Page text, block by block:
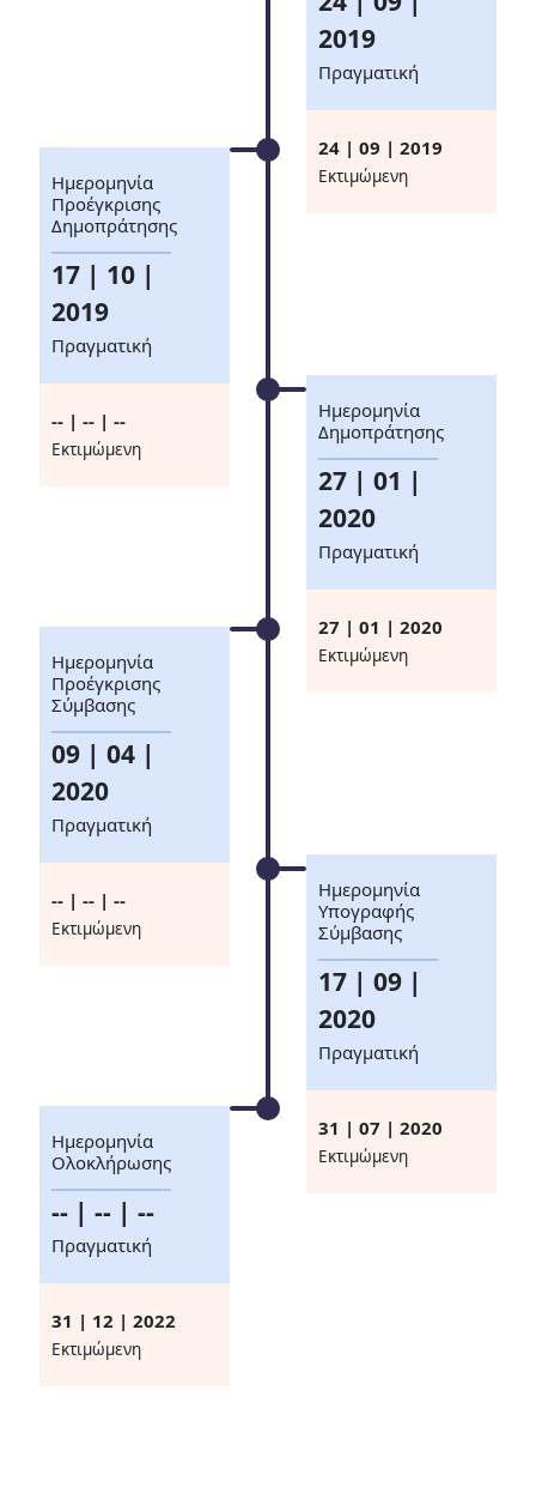
2019
Πραγματική
24 | 09 | 2019
Eκτιμώμενη
Ημερομηνία
Προέγκρισης
Δημοπράτησης
17 | 10 |
2019
Πραγματική
-- | -- | --
Eκτιμώμενη
Ημερομηνία
Δημοπράτησης
27 | 01 |
2020
Πραγματική
27 | 01 | 2020
Eκτιμώμενη
Ημερομηνία
Προέγκρισης
Σύμβασης
09 | 04 |
2020
Πραγματική
-- | -- | --
Eκτιμώμενη
Ημερομηνία
Υπογραφής
Σύμβασης
17 | 09 |
2020
Πραγματική
31 | 07 | 2020
Eκτιμώμενη
Ημερομηνία
Ολοκλήρωσης
-- | -- | --
Πραγματική
31 | 12 | 2022
Eκτιμώμενη